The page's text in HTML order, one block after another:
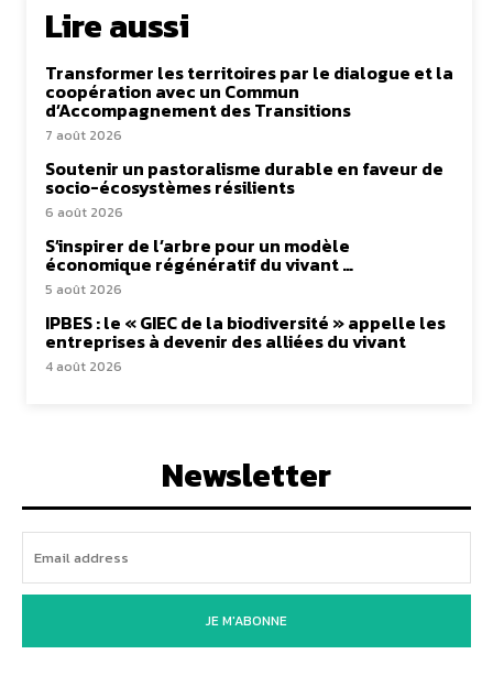
Lire aussi
Transformer les territoires par le dialogue et la
coopération avec un Commun
d’Accompagnement des Transitions
7 août 2026
Soutenir un pastoralisme durable en faveur de
socio-écosystèmes résilients
6 août 2026
S’inspirer de l’arbre pour un modèle
économique régénératif du vivant …
5 août 2026
IPBES : le « GIEC de la biodiversité » appelle les
entreprises à devenir des alliées du vivant
4 août 2026
Newsletter
JE M'ABONNE